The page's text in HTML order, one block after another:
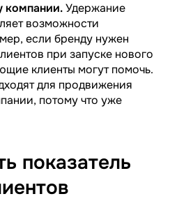
компании.Удержание
возможности
если бренду нужен
при запуске нового
клиенты могут помочь.
для продвижения
потому что уже
показатель